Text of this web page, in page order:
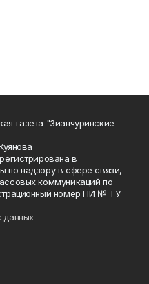
газета "Зианчуринские
в
по надзору в сфере связи,
коммуникаций по
номер ПИ № ТУ
данных